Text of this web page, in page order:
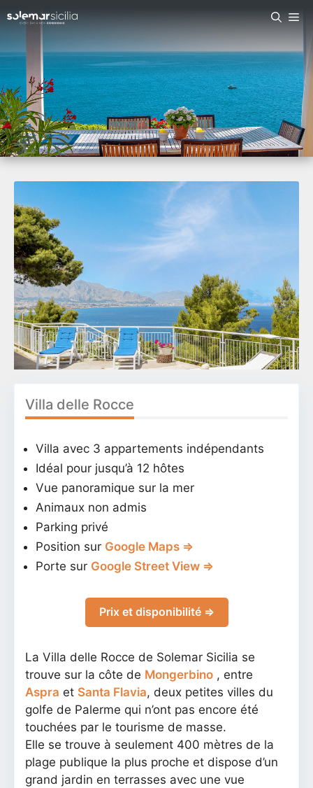
Villa delle Rocce
Villa avec 3 appartements indépendants
Idéal pour jusqu’à 12 hôtes
Vue panoramique sur la mer
Animaux non admis
Parking privé
Position sur Google Maps ⇒
Porte sur Google Street View ⇒
Prix et disponibilité ⇒
La Villa delle Rocce de Solemar Sicilia se
trouve sur la côte de Mongerbino , entre
Aspra et Santa Flavia, deux petites villes du
golfe de Palerme qui n’ont pas encore été
touchées par le tourisme de masse.
Elle se trouve à seulement 400 mètres de la
plage publique la plus proche et dispose d’un
grand jardin en terrasses avec une vue